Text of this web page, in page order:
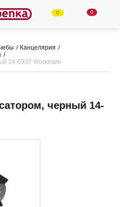
0 0
Канцелярия
14-6937 Workmate
черный 14-